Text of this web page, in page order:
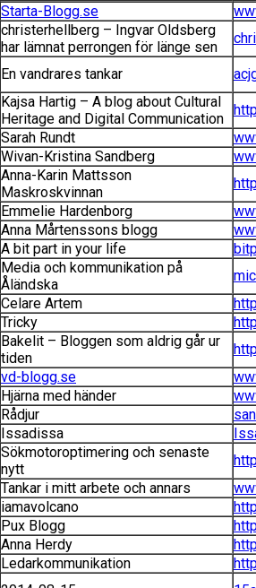
Starta-Blogg.se
christerhellberg – Ingvar Oldsberg
har lämnat perrongen för länge sen
En vandrares tankar
Kajsa Hartig – A blog about Cultural
Heritage and Digital Communication
Sarah Rundt
Wivan-Kristina Sandberg
Anna-Karin Mattsson
Maskroskvinnan
Emmelie Hardenborg
Anna Mårtenssons blogg
A bit part in your life
Media och kommunikation på
Åländska
Celare Artem
Tricky
Bakelit – Bloggen som aldrig går ur
tiden
vd-blogg.se
Hjärna med händer
Rådjur
Issadissa
Sökmotoroptimering och senaste
nytt
Tankar i mitt arbete och annars
iamavolcano
Pux Blogg
Anna Herdy
Ledarkommunikation